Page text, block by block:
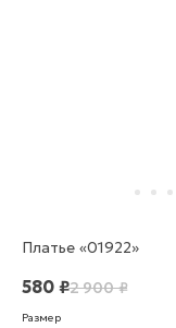
Платье «01922»
580 ₽2 900 ₽
Размер